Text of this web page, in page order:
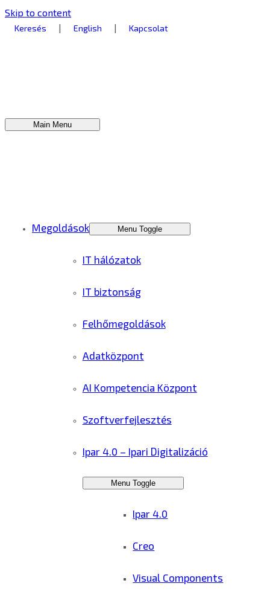
Skip to content
Keresés | English | Kapcsolat
Main Menu
Megoldások Menu Toggle
IT hálózatok
IT biztonság
Felhőmegoldások
Adatközpont
AI Kompetencia Központ
Szoftverfejlesztés
Ipar 4.0 – Ipari Digitalizáció
Menu Toggle
Ipar 4.0
Creo
Visual Components